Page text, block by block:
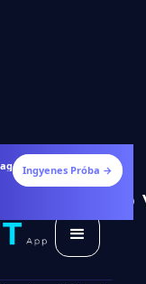
Ingyenes Próba →
jó